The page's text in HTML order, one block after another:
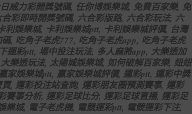
威力彩開獎號碼, 任你博娛樂城, 免費百家樂, 免
合彩即時開獎號碼, 六合彩版路, 六合彩玩法, 六
利娛樂城, 卡利娛樂城ptt, 卡利娛樂城評價, 台灣
, 吃角子老虎777, 吃角子老虎app, 吃角子老虎
運彩ptt, 場中投注玩法, 多人麻將app, 大樂透加
大樂透玩法, 太陽城娛樂城, 如何破解百家樂, 妞妞
家娛樂城ptt, 贏家娛樂城評價, 運彩ptt, 運彩中獎
, 運彩投注站查詢, 運彩朋友圈預測賽事, 運彩
賽事分析, 運彩足球比分, 運彩足球直播, 運彩足
樂城, 電子老虎機, 電競運彩ptt, 電競運彩下注,